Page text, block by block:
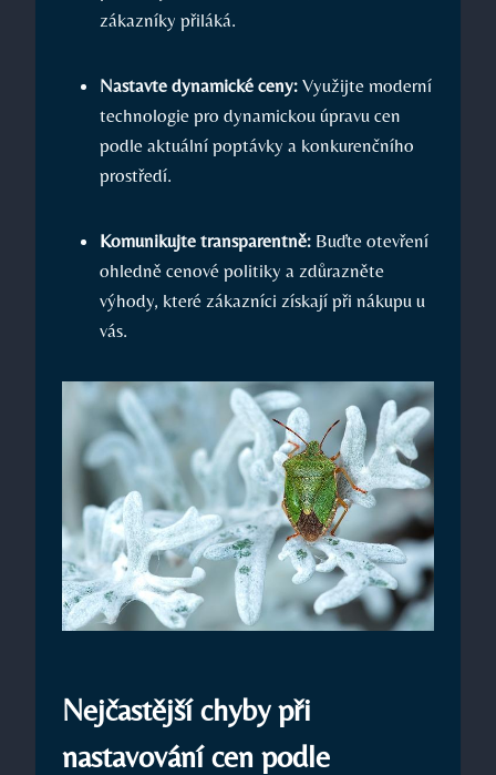
zákazníky přiláká.
Nastavte dynamické ceny: Využijte moderní
technologie pro dynamickou úpravu cen
podle aktuální poptávky a konkurenčního
prostředí.
Komunikujte transparentně: Buďte otevření
ohledně cenové politiky a zdůrazněte
výhody, které zákazníci získají při nákupu u
vás.
Nejčastější chyby při
nastavování cen podle